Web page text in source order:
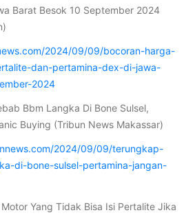
Barat Besok 10 September 2024
2024/09/09/bocoran-harga-
dan-pertamina-dex-di-jawa-
2024
Bbm Langka Di Bone Sulsel,
Buying (Tribun News Makassar)
2024/09/09/terungkap-
di-bone-sulsel-pertamina-jangan-
Yang Tidak Bisa Isi Pertalite Jika